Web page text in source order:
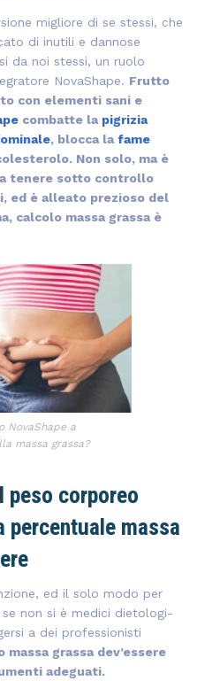
migliore di se stessi, che
di inutili e dannose
da noi stessi, un ruolo
NovaShape. Frutto
con elementi sani e
combatte la pigrizia
, blocca la fame
Non solo, ma è
tenere sotto controllo
ed è alleato prezioso del
calcolo massa grassa è
NovaShape a
massa grassa?
peso corporeo
percentuale massa
ed il solo modo per
non si è medici dietologi-
a dei professionisti
massa grassa dev’essere
adeguati.